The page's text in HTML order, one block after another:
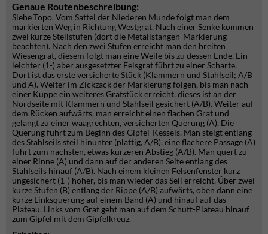
Genaue Routenbeschreibung:
Siehe Topo. Vom Sattel der Niederen Munde folgt man dem
markierten Weg in Richtung Westgrat. Nach einer Senke kommen
zwei kurze Steilstufen (dort die Metallstangen-Markierung
beachten). Nach den zwei Stufen erreicht man den breiten
Wiesengrat, diesem folgt man eine Weile bis zu dessen Ende. Ein
leichter (1-) aber ausgesetzter Felsgrat führt zu einer Scharte.
Dort ist das erste versicherte Stück (Klammern und Stahlseil; A/B
und A). Weiter im Zickzack der Markierung folgen, bis man nach
einer Kuppe ein weiteres Gratstück erreicht, dieses ist an der
Nordseite mit Klammern und Stahlseil gesichert (A/B). Weiter auf
dem Rücken aufwärts, man erreicht einen flachen Grat und
gelangt zu einer waagrechten, versicherten Querung (A). Die
Querung führt zum Beginn des Gipfel-Kessels. Man steigt entlang
des Stahlseils steil hinunter (plattig, A/B), eine flachere Passage (A)
führt zum nächsten, etwas kürzeren Abstieg (A/B). Man quert zu
einer Rinne (A) und dann auf der anderen Seite entlang des
Stahlseils hinauf (A/B). Nach einem kleinen Felsenfenster kurz
ungesichert (1-) höher, bis man wieder das Seil erreicht. Über zwei
kurze Stufen (B) entlang der Rippe (A/B) aufwärts, oben dann eine
kurze Linksquerung auf einem Band (A) und hinauf auf das
Plateau. Links vom Grat geht man auf dem Schutt-Plateau hinauf
zum Gipfel mit dem Gipfelkreuz.